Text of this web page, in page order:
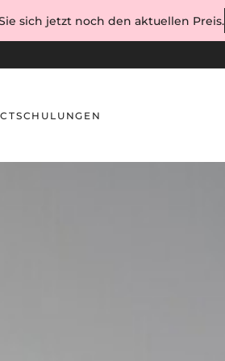
SCHULUNGEN
sich jetzt noch den aktuellen Preis.